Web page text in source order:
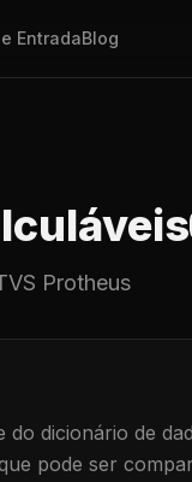
EntradaBlog
Protheus
do dicionário de
pode ser